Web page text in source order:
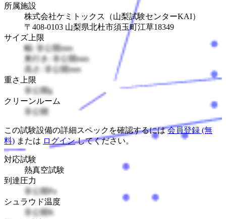
所属施設
株式会社ケミトックス（山梨試験センターKAI）
〒408-0103 山梨県北杜市須玉町江草18349
サイズ上限
幅: 非公開mm
奥行き: 非公開mm
高さ: 非公開mm
重さ上限
非公開g
クリーンルーム
非公開
この試験設備の詳細スペックを確認するには会員登録 (無
料) または ログインしてください。
対応試験
熱真空試験
到達圧力
非公開Pa
シュラウド温度
非公開K